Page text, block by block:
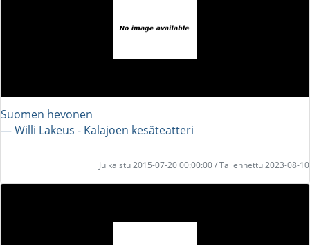
Suomen hevonen
― Willi Lakeus - Kalajoen kesäteatteri
Julkaistu 2015-07-20 00:00:00 / Tallennettu 2023-08-10